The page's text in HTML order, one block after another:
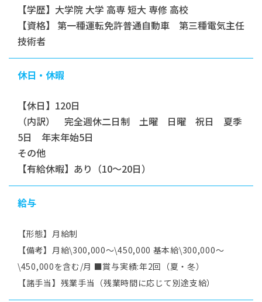
【学歴】大学院 大学 高専 短大 専修 高校
【資格】 第一種運転免許普通自動車 第三種電気主任
技術者
休日・休暇
【休日】120日
（内訳） 完全週休二日制 土曜 日曜 祝日 夏季
5日 年末年始5日
その他
【有給休暇】あり（10～20日）
給与
【形態】月給制
【備考】月給\300,000～\450,000 基本給\300,000～
\450,000を含む/月 ■賞与実績:年2回（夏・冬）
【諸手当】残業手当（残業時間に応じて別途支給）